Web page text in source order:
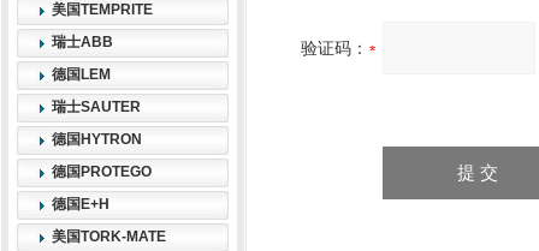
美国TEMPRITE
瑞士ABB
德国LEM
瑞士SAUTER
德国HYTRON
德国PROTEGO
德国E+H
美国TORK-MATE
验证码：